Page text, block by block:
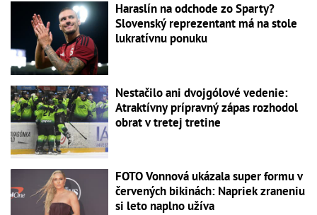
Haraslín na odchode zo Sparty?
Slovenský reprezentant má na stole
lukratívnu ponuku
Nestačilo ani dvojgólové vedenie:
Atraktívny prípravný zápas rozhodol
obrat v tretej tretine
FOTO Vonnová ukázala super formu v
červených bikinách: Napriek zraneniu
si leto naplno užíva